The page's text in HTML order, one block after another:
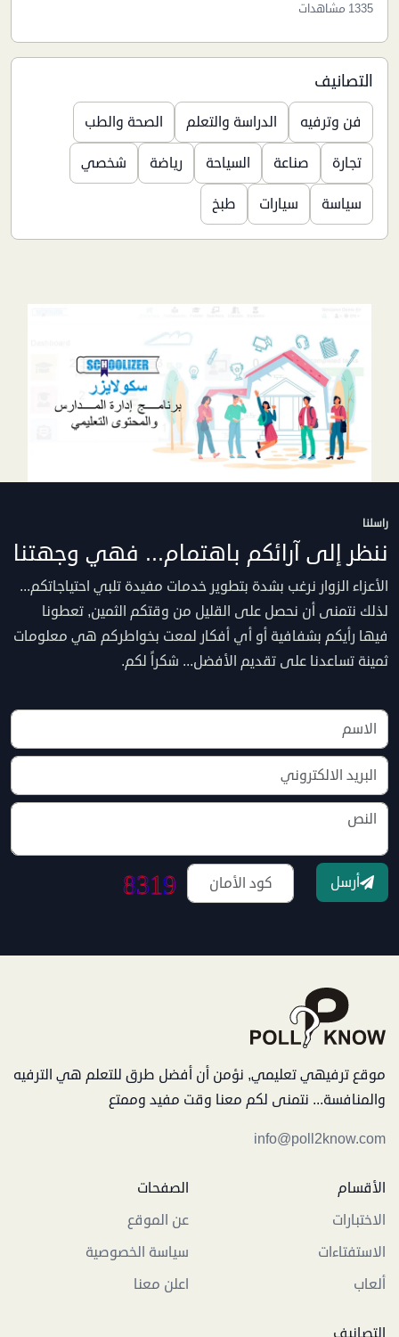
1335 مشاهدات
التصانيف
فن وترفيه الدراسة والتعلم الصحة والطب
تجارة صناعة السياحة رياضة شخصي
سياسة سيارات طبخ
راسلنا
ننظر إلى آرائكم باهتمام... فهي وجهتنا
الأعزاء الزوار نرغب بشدة بتطوير خدمات مفيدة تلبي احتياجاتكم...
لذلك نتمنى أن نحصل على القليل من وقتكم الثمين, تعطونا
فيها رأيكم بشفافية أو أي أفكار لمعت بخواطركم هي معلومات
ثمينة تساعدنا على تقديم الأفضل... شكراً لكم.
أرسل
موقع ترفيهي تعليمي, نؤمن أن أفضل طرق للتعلم هي الترفيه
والمنافسة... نتمنى لكم معنا وقت مفيد وممتع
info@poll2know.com
الأقسام
الاختبارات
الاستفتاءات
ألعاب
الصفحات
عن الموقع
سياسة الخصوصية
اعلن معنا